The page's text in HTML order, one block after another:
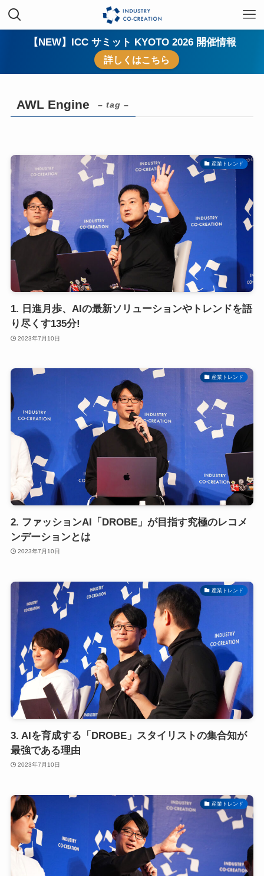
【NEW】ICC サミット KYOTO 2026 開催情報
詳しくはこちら
AWL Engine – tag –
産業トレンド
1. 日進月歩、AIの最新ソリューションやトレンドを語
り尽くす135分!
2023年7月10日
産業トレンド
2. ファッションAI「DROBE」が目指す究極のレコメ
ンデーションとは
2023年7月10日
産業トレンド
3. AIを育成する「DROBE」スタイリストの集合知が
最強である理由
2023年7月10日
産業トレンド